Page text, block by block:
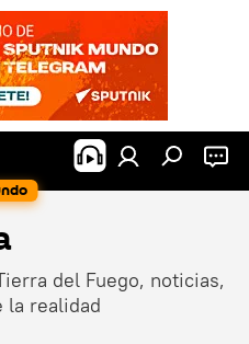
del Fuego, noticias,
la realidad